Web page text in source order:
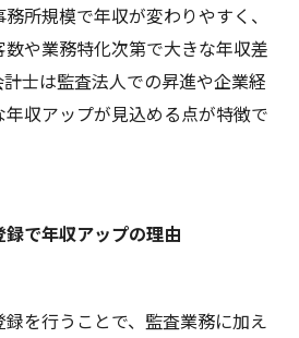
所規模で年収が変わりやすく、
や業務特化次第で大きな年収差
士は監査法人での昇進や企業経
収アップが見込める点が特徴で
で年収アップの理由
を行うことで、監査業務に加え